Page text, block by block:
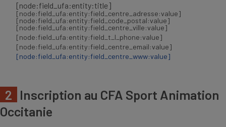
[node:field_ufa:entity:title]
[node:field_ufa:entity:field_centre_adresse:value]
[node:field_ufa:entity:field_code_postal:value]
[node:field_ufa:entity:field_centre_ville:value]
[node:field_ufa:entity:field_t_l_phone:value]
[node:field_ufa:entity:field_centre_email:value]
[node:field_ufa:entity:field_centre_www:value]
2 Inscription au CFA Sport Animation
Occitanie